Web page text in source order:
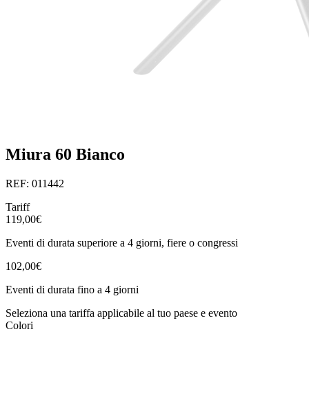
Miura 60 Bianco
REF: 011442
Tariff
119,00€
Eventi di durata superiore a 4 giorni, fiere o congressi
102,00€
Eventi di durata fino a 4 giorni
Seleziona una tariffa applicabile al tuo paese e evento
Colori